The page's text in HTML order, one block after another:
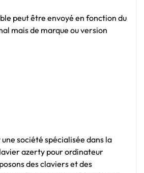
peut être envoyé en fonction du
mais de marque ou version
société spécialisée dans la
azerty pour ordinateur
des claviers et des